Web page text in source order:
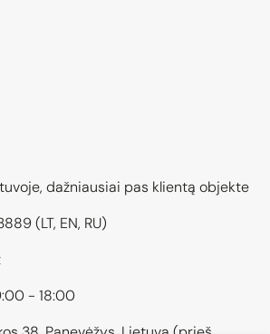
dažniausiai pas klientą objekte
(LT, EN, RU)
- 18:00